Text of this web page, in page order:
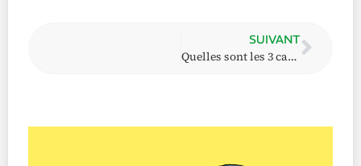
SUIVANT
Quelles sont les 3 catégories de bénéficiaires ?